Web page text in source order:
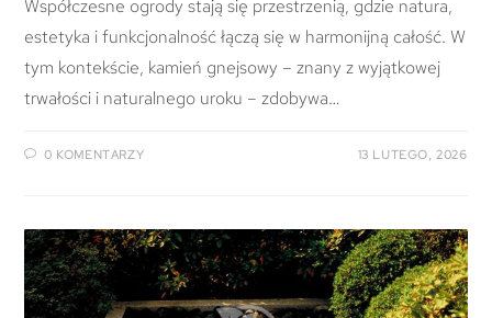
Współczesne ogrody stają się przestrzenią, gdzie natura,
estetyka i funkcjonalność łączą się w harmonijną całość. W
tym kontekście, kamień gnejsowy – znany z wyjątkowej
trwałości i naturalnego uroku – zdobywa…
0 KOMENTARZY 13 LUTEGO, 2026